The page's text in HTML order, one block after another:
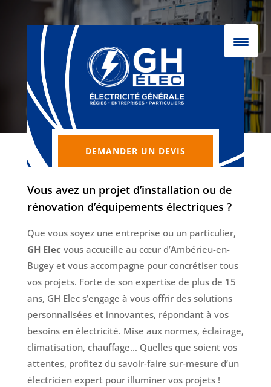
DEMANDER UN DEVIS
Vous avez un projet d’installation ou de
rénovation d’équipements électriques ?
Que vous soyez une entreprise ou un particulier,
GH Elec vous accueille au cœur d’Ambérieu-en-
Bugey et vous accompagne pour concrétiser tous
vos projets. Forte de son expertise de plus de 15
ans, GH Elec s’engage à vous offrir des solutions
personnalisées et innovantes, répondant à vos
besoins en électricité. Mise aux normes, éclairage,
climatisation, chauffage… Quelles que soient vos
attentes, profitez du savoir-faire sur-mesure d’un
électricien expert pour illuminer vos projets !